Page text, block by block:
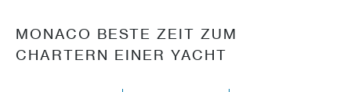
MONACO BESTE ZEIT ZUM
CHARTERN EINER YACHT